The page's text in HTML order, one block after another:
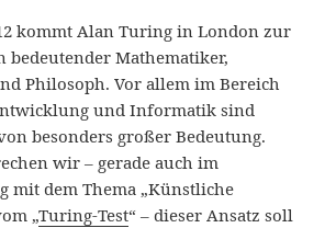
kommt Alan Turing in London zur
bedeutender Mathematiker,
Philosoph. Vor allem im Bereich
und Informatik sind
besonders großer Bedeutung.
wir – gerade auch im
mit dem Thema „Künstliche
„Turing-Test“ – dieser Ansatz soll